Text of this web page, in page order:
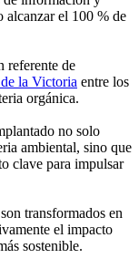
alcanzar el 100 % de
referente de
la Victoria entre los
orgánica.
no solo
ambiental, sino que
clave para impulsar
transformados en
el impacto
sostenible.